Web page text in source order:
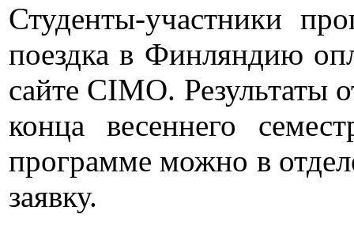
Студенты-участники
поездка в Финляндию
сайте CIMO. Результаты
конца весеннего
программе можно в
заявку.